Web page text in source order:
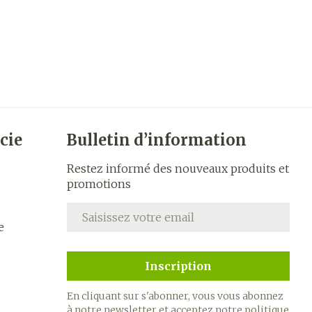
Bulletin d’information
Restez informé des nouveaux produits et
promotions
Inscription
En cliquant sur s'abonner, vous vous abonnez